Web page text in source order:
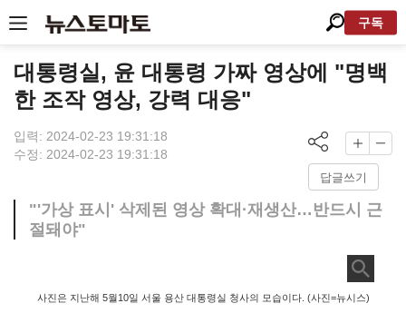
구독
대통령실, 윤 대통령 가짜 영상에 "명백
한 조작 영상, 강력 대응"
입력: 2024-02-23 19:31:18
수정: 2024-02-23 19:31:18
답글쓰기
"'가상 표시' 삭제된 영상 확대·재생산…반드시 근
절돼야"
사진은 지난해 5월10일 서울 용산 대통령실 청사의 모습이다. (사진=뉴시스)